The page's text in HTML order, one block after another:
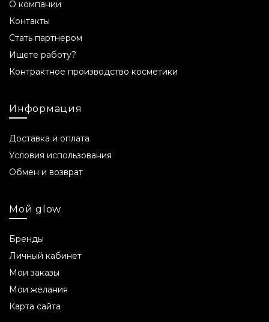
О компании
Контакты
Стать партнером
Ищете работу?
Контрактное производство косметики
Информация
Доставка и оплата
Условия использования
Обмен и возврат
Мой glow
Бренды
Личный кабинет
Мои заказы
Мои желания
Карта сайта